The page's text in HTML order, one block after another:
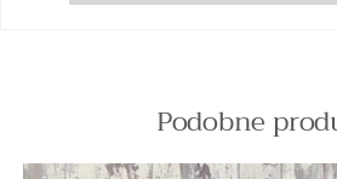
Podobne